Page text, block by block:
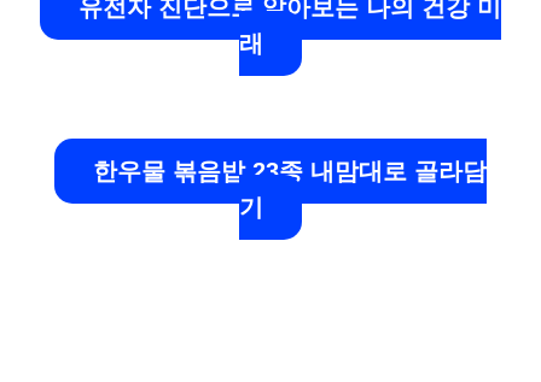
유전자 진단으로 알아보는 나의 건강 미
래
한우물 볶음밥 23종 내맘대로 골라담
기